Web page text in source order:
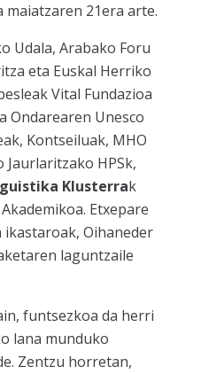
21era arte.
Udala, Arabako Foru
eta Euskal Herriko
Vital Fundazioa
Ondarearen Unesco
Kontseiluak, MHO
Jaurlaritzako HPSk,
Klusterrak
Etxepare
Oihaneder
laguntzaile
funtsezkoa da herri
lana munduko
Zentzu horretan,